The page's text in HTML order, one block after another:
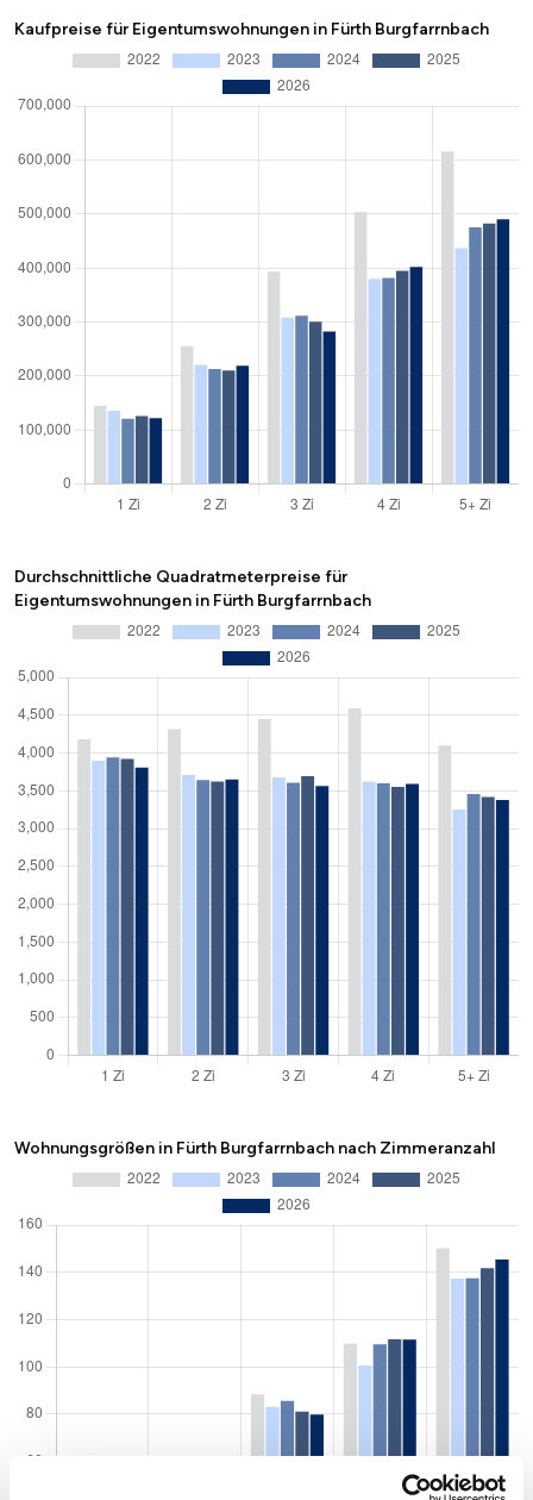
Kaufpreise für Eigentumswohnungen in Fürth Burgfarrnbach
Durchschnittliche Quadratmeterpreise für
Eigentumswohnungen in Fürth Burgfarrnbach
Wohnungsgrößen in Fürth Burgfarrnbach nach Zimmeranzahl